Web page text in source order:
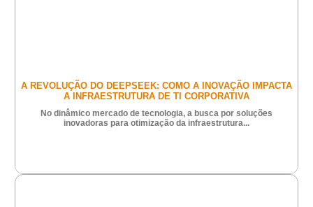
A REVOLUÇÃO DO DEEPSEEK: COMO A INOVAÇÃO IMPACTA
A INFRAESTRUTURA DE TI CORPORATIVA
No dinâmico mercado de tecnologia, a busca por soluções
inovadoras para otimização da infraestrutura...